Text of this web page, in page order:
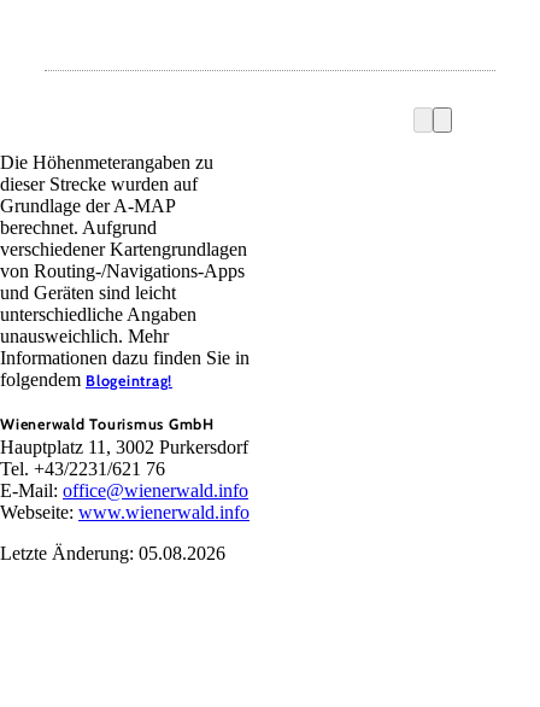
Die Höhenmeterangaben zu
dieser Strecke wurden auf
Grundlage der A-MAP
berechnet. Aufgrund
verschiedener Kartengrundlagen
von Routing-/Navigations-Apps
und Geräten sind leicht
unterschiedliche Angaben
unausweichlich. Mehr
Informationen dazu finden Sie in
folgendem Blogeintrag!
Wienerwald Tourismus GmbH
Hauptplatz 11, 3002 Purkersdorf
Tel. +43/2231/621 76
E-Mail: office@wienerwald.info
Webseite: www.wienerwald.info
Letzte Änderung: 05.08.2026